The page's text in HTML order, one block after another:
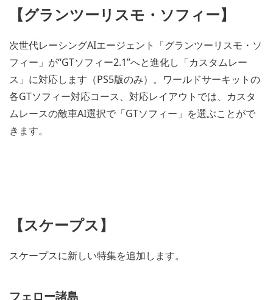
【グランツーリスモ・ソフィー】
次世代レーシングAIエージェント「グランツーリスモ・ソ
フィー」が“GTソフィー2.1”へと進化し「カスタムレー
ス」に対応します（PS5版のみ）。ワールドサーキットの
各GTソフィー対応コース、対応レイアウトでは、カスタ
ムレースの敵車AI選択で「GTソフィー」を選ぶことがで
きます。
【スケープス】
スケープスに新しい特集を追加します。
フェロー諸島